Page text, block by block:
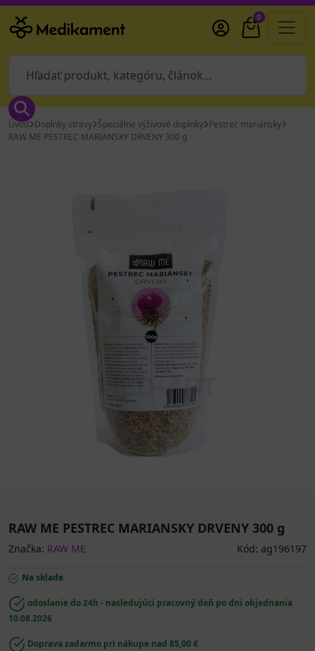
0
Úvod Doplnky stravy Špeciálne výživové doplnky Pestrec mariánsky
RAW ME PESTREC MARIANSKY DRVENY 300 g
RAW ME PESTREC MARIANSKY DRVENY 300 g
Značka: RAW ME Kód: ag196197
Na sklade
odoslanie do 24h - nasledujúci pracovný deň po dni objednania
10.08.2026
Doprava zadarmo pri nákupe nad 85,00 €